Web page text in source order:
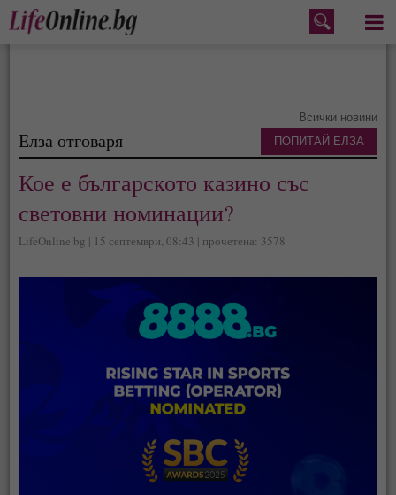
Меню
Всички новини
Елза отговаря
Кое е българското казино със
световни номинации?
LifeOnline.bg | 15 септември, 08:43 | прочетена: 3578
ПОПИТАЙ ЕЛЗА